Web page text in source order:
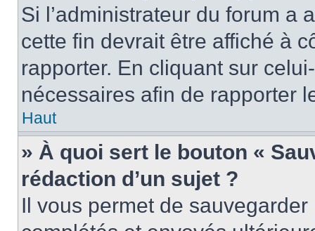
Si l’administrateur du forum a
cette fin devrait être affiché à
rapporter. En cliquant sur
nécessaires afin de rapporter
Haut
» À quoi sert le bouton «
rédaction d’un sujet ?
Il vous permet de